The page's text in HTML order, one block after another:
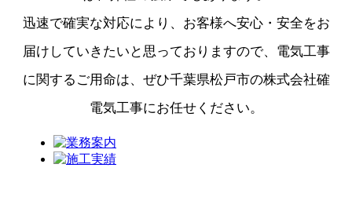
迅速で確実な対応により、お客様へ安心・安全をお
届けしていきたいと思っておりますので、電気工事
に関するご用命は、ぜひ千葉県松戸市の株式会社確
電気工事にお任せください。